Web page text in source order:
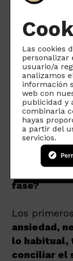
Las cookies
personalizar
usuario/a
analizamos
información
web con
publicidad y
combinarla
hayas
a partir del
servicios.
ejercicio
The sound
el vídeo.
fase?
Los
ansiedad,
lo habitual,
conciliar el